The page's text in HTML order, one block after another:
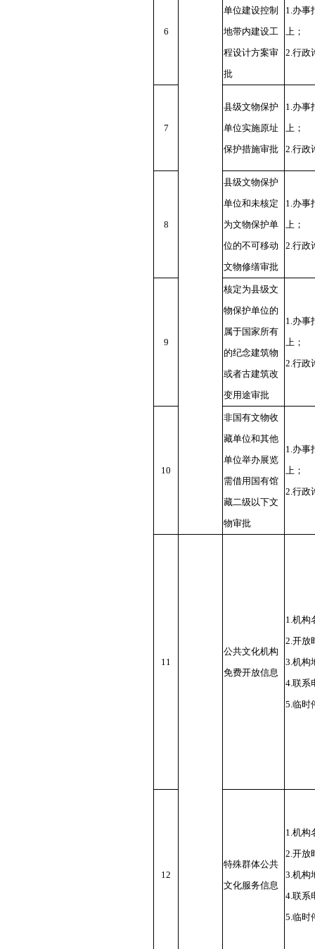
6
单位建设控制
地带内建设工
程设计方案审
批
1.办事
上；
2.行政
7
县级文物保护
单位实施原址
保护措施审批
1.办事
上；
2.行政
8
县级文物保护
单位和未核定
为文物保护单
位的不可移动
文物修缮审批
1.办事
上；
2.行政
9
核定为县级文
物保护单位的
属于国家所有
的纪念建筑物
或者古建筑改
变用途审批
1.办事
上；
2.行政
10
非国有文物收
藏单位和其他
单位举办展览
需借用国有馆
藏二级以下文
物审批
1.办事
上；
2.行政
11
公共文化机构
免费开放信息
1.机构
2.开放
3.机构
4.联系
5.临时
12
特殊群体公共
文化服务信息
1.机构
2.开放
3.机构
4.联系
5.临时